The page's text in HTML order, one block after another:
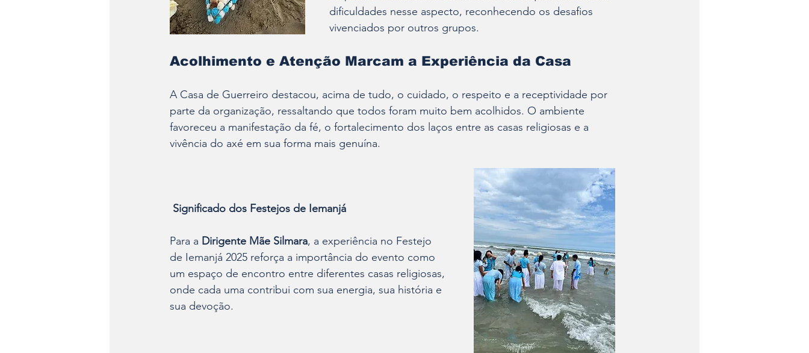
dificuldades nesse aspecto, reconhecendo os desafios
vivenciados por outros grupos.
Acolhimento e Atenção Marcam a Experiência da Casa
A Casa de Guerreiro destacou, acima de tudo, o cuidado, o respeito e a receptividade por
parte da organização, ressaltando que todos foram muito bem acolhidos. O ambiente
favoreceu a manifestação da fé, o fortalecimento dos laços entre as casas religiosas e a
vivência do axé em sua forma mais genuína.
Significado dos Festejos de Iemanjá
Para a Dirigente Mãe Silmara, a experiência no Festejo
de Iemanjá 2025 reforça a importância do evento como
um espaço de encontro entre diferentes casas religiosas,
onde cada uma contribui com sua energia, sua história e
sua devoção.